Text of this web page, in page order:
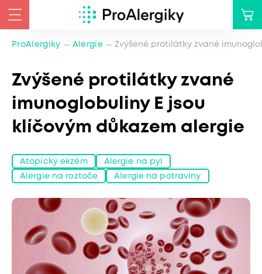
ProAlergiky Alergie Zvýšené protilátky zvané
Zvýšené protilátky zvané
imunoglobuliny E jsou
klíčovým důkazem alergie
Atopický ekzém Alergie na pyl
Alergie na roztoče Alergie na potraviny